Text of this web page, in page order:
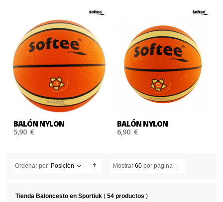
BALÓN NYLON
5,90 €
BALÓN NYLON
6,90 €
Ordenar por Posición Mostrar 60 por página
Tienda Baloncesto en Sportiuk (54 productos )